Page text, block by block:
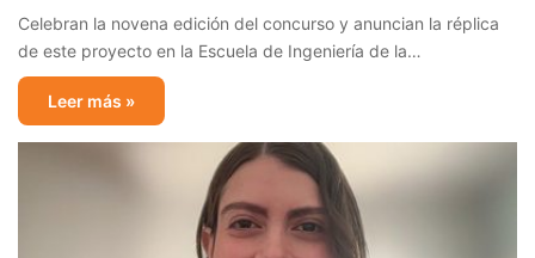
Celebran la novena edición del concurso y anuncian la réplica
de este proyecto en la Escuela de Ingeniería de la…
Leer más »